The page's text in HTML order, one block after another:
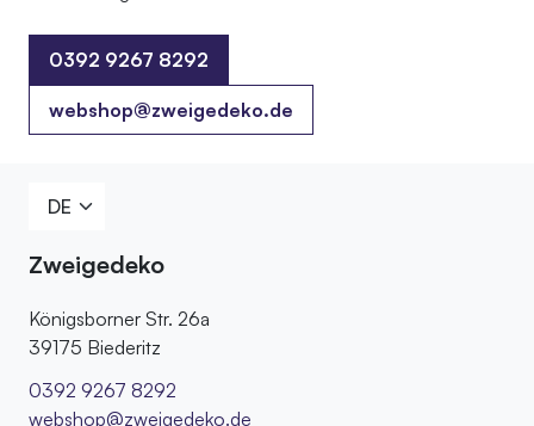
0392 9267 8292
0392 9267 8292
webshop@zweigedeko.de
Zweigedeko
Königsborner Str. 26a
39175 Biederitz
0392 9267 8292
webshop@zweigedeko.de